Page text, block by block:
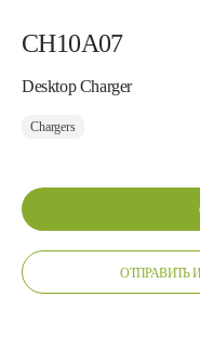
CH10A07
Desktop Charger
Chargers
ОТПРАВИТЬ